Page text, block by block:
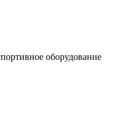
оборудование